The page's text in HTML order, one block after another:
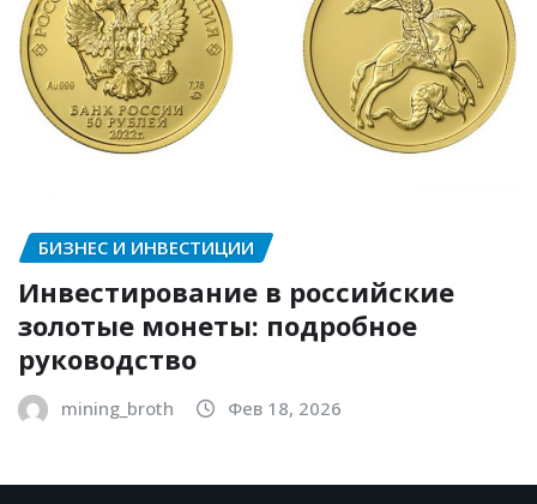
БИЗНЕС И ИНВЕСТИЦИИ
Инвестирование в российские
золотые монеты: подробное
руководство
mining_broth Фев 18, 2026